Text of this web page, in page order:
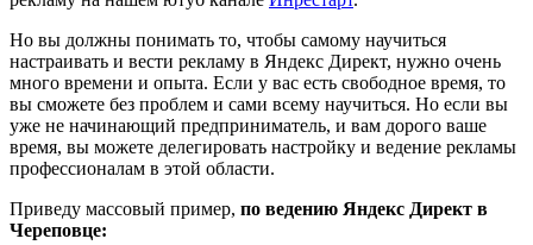
Но вы должны понимать то, чтобы самому научиться
настраивать и вести рекламу в Яндекс Директ, нужно очень
много времени и опыта. Если у вас есть свободное время, то
вы сможете без проблем и сами всему научиться. Но если вы
уже не начинающий предприниматель, и вам дорого ваше
время, вы можете делегировать настройку и ведение рекламы
профессионалам в этой области.
Приведу массовый пример, по ведению Яндекс Директ в
Череповце: